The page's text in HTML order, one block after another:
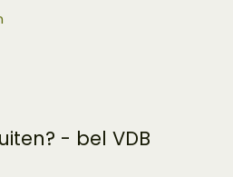
- bel VDB